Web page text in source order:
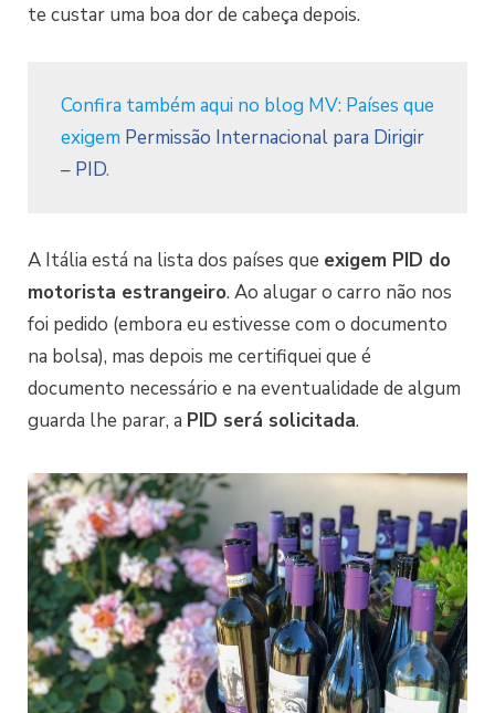
te custar uma boa dor de cabeça depois.
Confira também aqui no blog MV: Países que
exigem Permissão Internacional para Dirigir
– PID.
A Itália está na lista dos países que exigem PID do
motorista estrangeiro. Ao alugar o carro não nos
foi pedido (embora eu estivesse com o documento
na bolsa), mas depois me certifiquei que é
documento necessário e na eventualidade de algum
guarda lhe parar, a PID será solicitada.